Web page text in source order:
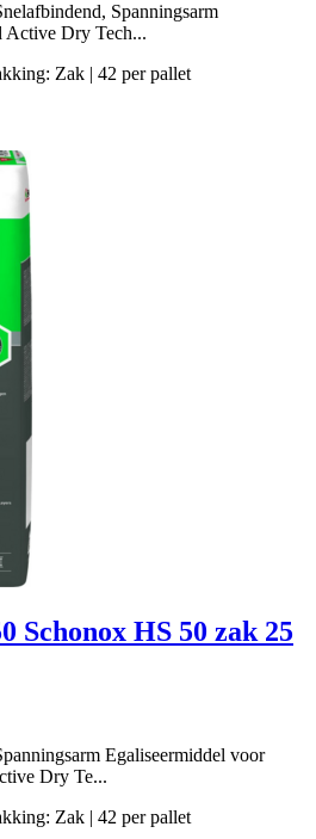
Spanningsarm
Active Dry Tech...
Zak | 42 per pallet
Schonox HS 50 zak 25
Egaliseermiddel voor
Dry Te...
Zak | 42 per pallet